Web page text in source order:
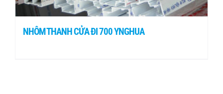
NHÔM THANH CỬA ĐI 700 YNGHUA